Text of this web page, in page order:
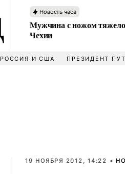
Новость часа
Мужчина с ножом тяжело
Чехии
РОССИЯ И США ПРЕЗИДЕНТ
19 НОЯБРЯ 2012, 14:22 •